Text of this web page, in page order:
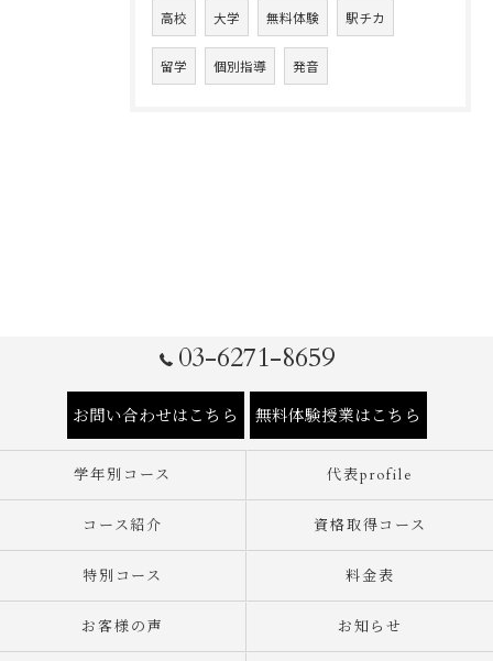
高校 大学 無料体験 駅チカ
留学 個別指導 発音
03-6271-8659
お問い合わせはこちら 無料体験授業はこちら
学年別コース 代表profile
コース紹介 資格取得コース
特別コース 料金表
お客様の声 お知らせ